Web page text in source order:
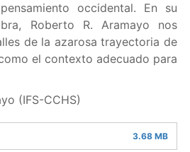
occidental. En su
Roberto R. Aramayo nos
de la azarosa trayectoria de
el contexto adecuado para
(IFS-CCHS)
3.68 MB